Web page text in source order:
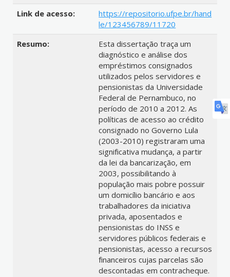
Link de acesso:
https://repositorio.ufpe.br/hand
le/123456789/11720
Resumo:
Esta dissertação traça um
diagnóstico e análise dos
empréstimos consignados
utilizados pelos servidores e
pensionistas da Universidade
Federal de Pernambuco, no
período de 2010 a 2012. As
políticas de acesso ao crédito
consignado no Governo Lula
(2003-2010) registraram uma
significativa mudança, a partir
da lei da bancarização, em
2003, possibilitando à
população mais pobre possuir
um domicílio bancário e aos
trabalhadores da iniciativa
privada, aposentados e
pensionistas do INSS e
servidores públicos federais e
pensionistas, acesso a recursos
financeiros cujas parcelas são
descontadas em contracheque.